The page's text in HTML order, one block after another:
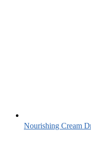
Nourishing Cream